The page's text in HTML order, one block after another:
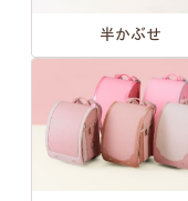
半かぶせ